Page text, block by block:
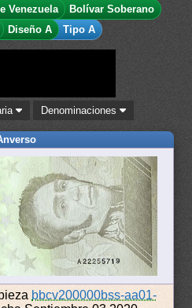
Venezuela
Bolívar Soberano
Diseño A Tipo A
Denominaciones
bbcv200000bss-aa01-